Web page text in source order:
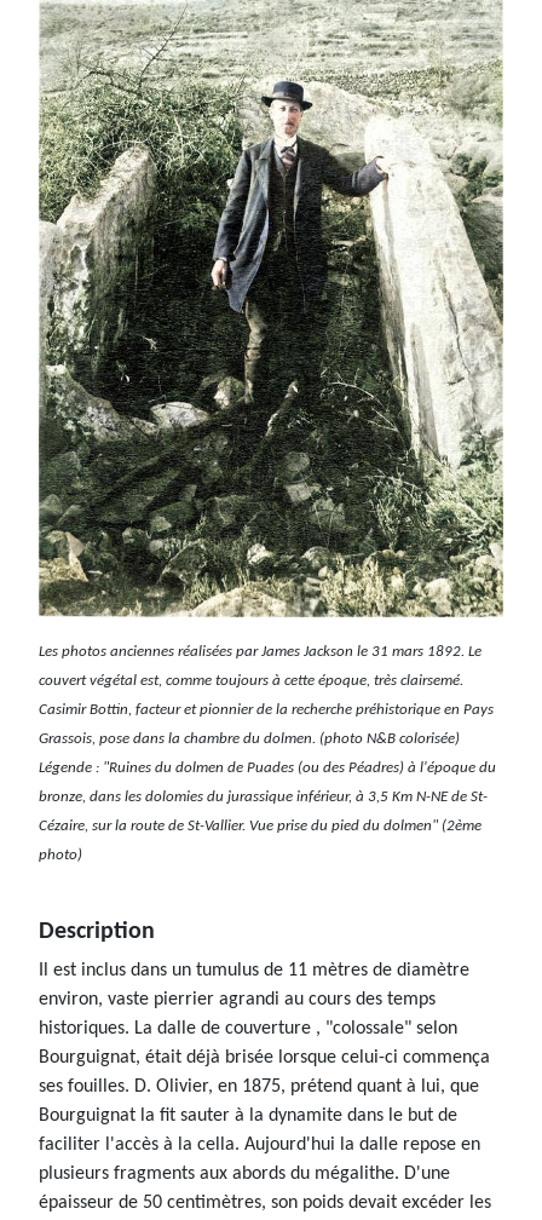
Les photos anciennes réalisées par James Jackson le 31 mars 1892. Le
couvert végétal est, comme toujours à cette époque, très clairsemé.
Casimir Bottin, facteur et pionnier de la recherche préhistorique en Pays
Grassois, pose dans la chambre du dolmen. (photo N&B colorisée)
Légende : "Ruines du dolmen de Puades (ou des Péadres) à l'époque du
bronze, dans les dolomies du jurassique inférieur, à 3,5 Km N-NE de St-
Cézaire, sur la route de St-Vallier. Vue prise du pied du dolmen" (2ème
photo)
Description
Il est inclus dans un tumulus de 11 mètres de diamètre
environ, vaste pierrier agrandi au cours des temps
historiques. La dalle de couverture , "colossale" selon
Bourguignat, était déjà brisée lorsque celui-ci commença
ses fouilles. D. Olivier, en 1875, prétend quant à lui, que
Bourguignat la fit sauter à la dynamite dans le but de
faciliter l'accès à la cella. Aujourd'hui la dalle repose en
plusieurs fragments aux abords du mégalithe. D'une
épaisseur de 50 centimètres, son poids devait excéder les